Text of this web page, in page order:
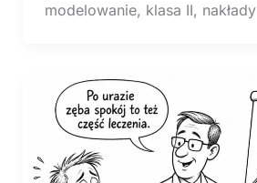
modelowanie, klasa II, nakłady